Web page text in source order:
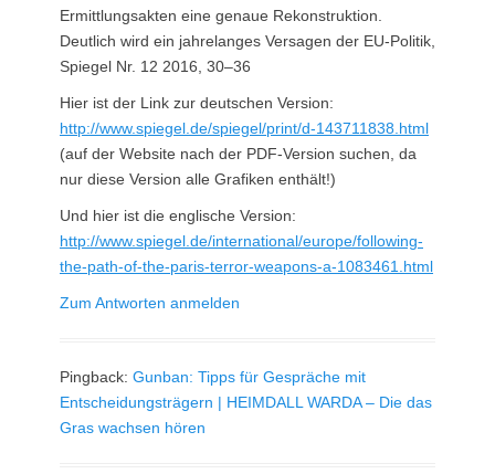
Ermittlungsakten eine genaue Rekonstruktion.
Deutlich wird ein jahrelanges Versagen der EU-Politik,
Spiegel Nr. 12 2016, 30–36
Hier ist der Link zur deutschen Version:
http://www.spiegel.de/spiegel/print/d-143711838.html
(auf der Website nach der PDF-Version suchen, da
nur diese Version alle Grafiken enthält!)
Und hier ist die englische Version:
http://www.spiegel.de/international/europe/following-
the-path-of-the-paris-terror-weapons-a-1083461.html
Zum Antworten anmelden
Pingback: Gunban: Tipps für Gespräche mit
Entscheidungsträgern | HEIMDALL WARDA – Die das
Gras wachsen hören